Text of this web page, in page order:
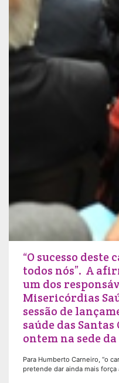
“O sucesso deste
todos nós”. A
um dos
Misericórdias
sessão de
saúde das
ontem na sede
Para Humberto Carneiro, “o
pretende dar ainda mais força